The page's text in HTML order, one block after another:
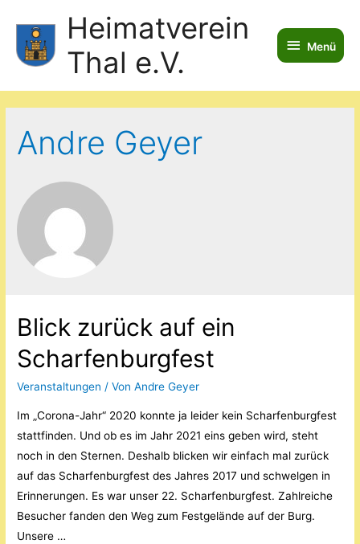
Heimatverein
Thal e.V.
Menü
Menü
Andre Geyer
Blick zurück auf ein
Scharfenburgfest
Veranstaltungen / VonAndre Geyer
Im „Corona-Jahr“ 2020 konnte ja leider kein Scharfenburgfest
stattfinden. Und ob es im Jahr 2021 eins geben wird, steht
noch in den Sternen. Deshalb blicken wir einfach mal zurück
auf das Scharfenburgfest des Jahres 2017 und schwelgen in
Erinnerungen. Es war unser 22. Scharfenburgfest. Zahlreiche
Besucher fanden den Weg zum Festgelände auf der Burg.
Unsere …